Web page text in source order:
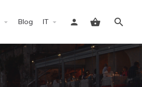
Blog IT
Accedi